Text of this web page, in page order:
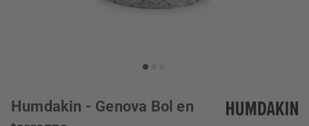
Humdakin - Genova Bol en